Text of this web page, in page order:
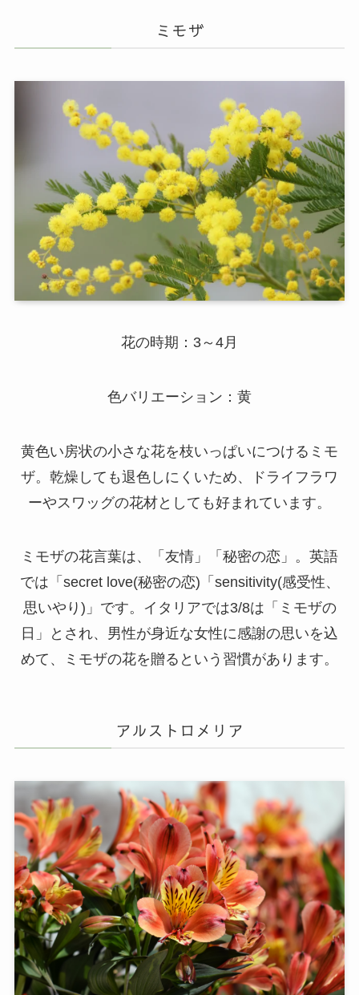
ミモザ
花の時期：3～4月
色バリエーション：黄
黄色い房状の小さな花を枝いっぱいにつけるミモ
ザ。乾燥しても退色しにくいため、ドライフラワ
ーやスワッグの花材としても好まれています。
ミモザの花言葉は、「友情」「秘密の恋」。英語
では「secret love(秘密の恋)「sensitivity(感受性、
思いやり)」です。イタリアでは3/8は「ミモザの
日」とされ、男性が身近な女性に感謝の思いを込
めて、ミモザの花を贈るという習慣があります。
アルストロメリア